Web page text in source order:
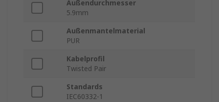
Außendurchmesser
5.9mm
Außenmantelmaterial
PUR
Kabelprofil
Twisted Pair
Standards
IEC60332-1